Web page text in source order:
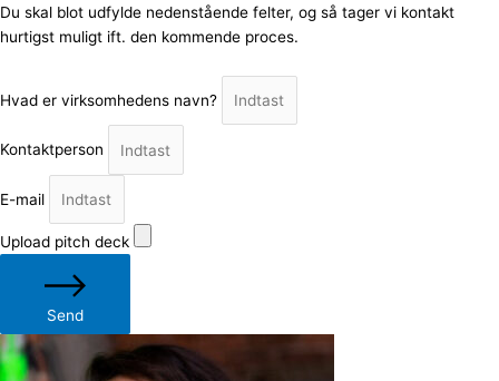
Du skal blot udfylde nedenstående felter, og så tager vi kontakt
hurtigst muligt ift. den kommende proces.
Hvad er virksomhedens navn?
Kontaktperson
E-mail
Upload pitch deck
Send